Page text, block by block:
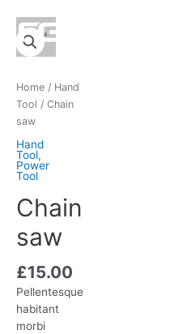
contenido
Home / Hand
Tool / Chain
saw
Hand
Tool,
Power
Tool
Chain
saw
£15.00
Pellentesque
habitant
morbi
Chain
saw
quantity